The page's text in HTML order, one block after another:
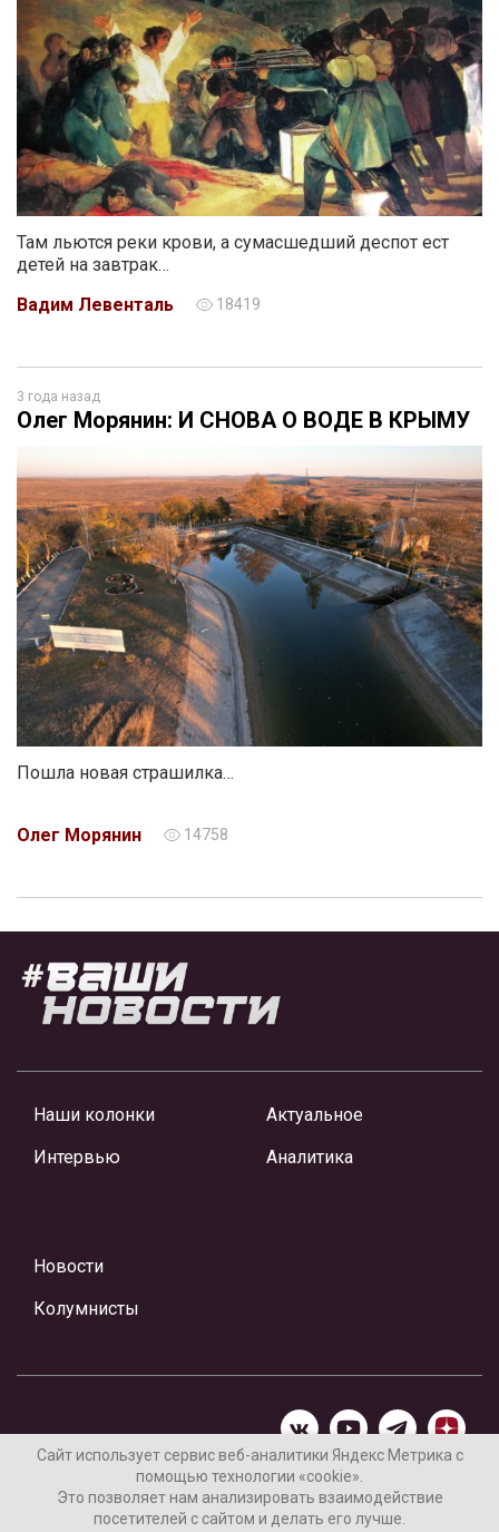
Там льются реки крови, а сумасшедший деспот ест
детей на завтрак…
Вадим Левенталь
18419
3 года назад
Олег Морянин: И СНОВА О ВОДЕ В КРЫМУ
Пошла новая страшилка…
Олег Морянин 14758
Наши колонки
Интервью
Актуальное
Аналитика
Новости
Колумнисты
Материалы предоставлены редакцией Интернет-газеты
«Ваши новости»
Сайт использует сервис веб-аналитики Яндекс Метрика с
помощью технологии «cookie».
Это позволяет нам анализировать взаимодействие
посетителей с сайтом и делать его лучше.